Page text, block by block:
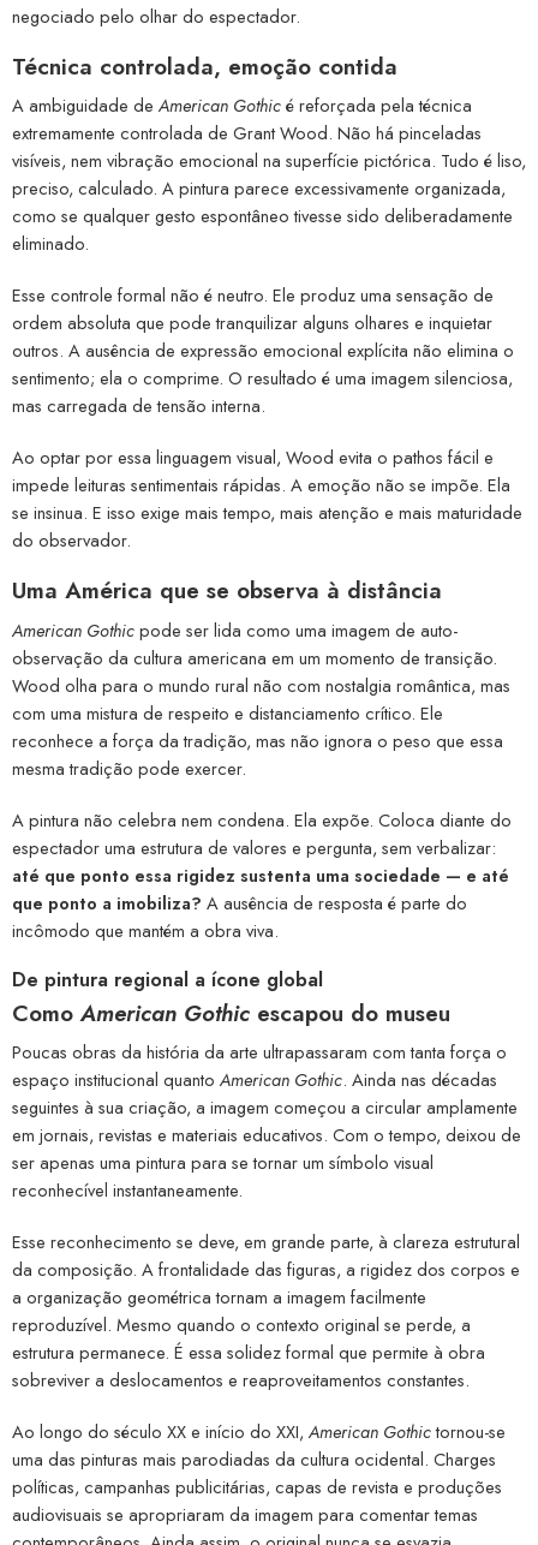
negociado pelo olhar do espectador.
Técnica controlada, emoção contida
A ambiguidade de American Gothicé reforçada pela técnica
extremamente controlada de Grant Wood. Não há pinceladas
visíveis, nem vibração emocional na superfície pictórica. Tudo é liso,
preciso, calculado. A pintura parece excessivamente organizada,
como se qualquer gesto espontâneo tivesse sido deliberadamente
eliminado.
Esse controle formal não é neutro. Ele produz uma sensação de
ordem absoluta que pode tranquilizar alguns olhares e inquietar
outros. A ausência de expressão emocional explícita não elimina o
sentimento; ela o comprime. O resultado é uma imagem silenciosa,
mas carregada de tensão interna.
Ao optar por essa linguagem visual, Wood evita o pathos fácil e
impede leituras sentimentais rápidas. A emoção não se impõe. Ela
se insinua. E isso exige mais tempo, mais atenção e mais maturidade
do observador.
Uma América que se observa à distância
American Gothicpode ser lida como uma imagem de auto-
observação da cultura americana em um momento de transição.
Wood olha para o mundo rural não com nostalgia romântica, mas
com uma mistura de respeito e distanciamento crítico. Ele
reconhece a força da tradição, mas não ignora o peso que essa
mesma tradição pode exercer.
A pintura não celebra nem condena. Ela expõe. Coloca diante do
espectador uma estrutura de valores e pergunta, sem verbalizar:
até que ponto essa rigidez sustenta uma sociedade — e até
que ponto a imobiliza? A ausência de resposta é parte do
incômodo que mantém a obra viva.
De pintura regional a ícone global
ComoAmerican Gothic escapou do museu
Poucas obras da história da arte ultrapassaram com tanta força o
espaço institucional quanto American Gothic. Ainda nas décadas
seguintes à sua criação, a imagem começou a circular amplamente
em jornais, revistas e materiais educativos. Com o tempo, deixou de
ser apenas uma pintura para se tornar um símbolo visual
reconhecível instantaneamente.
Esse reconhecimento se deve, em grande parte, à clareza estrutural
da composição. A frontalidade das figuras, a rigidez dos corpos e
a organização geométrica tornam a imagem facilmente
reproduzível. Mesmo quando o contexto original se perde, a
estrutura permanece. É essa solidez formal que permite à obra
sobreviver a deslocamentos e reaproveitamentos constantes.
Ao longo do século XX e início do XXI, American Gothictornou-se
uma das pinturas mais parodiadas da cultura ocidental. Charges
políticas, campanhas publicitárias, capas de revista e produções
audiovisuais se apropriaram da imagem para comentar temas